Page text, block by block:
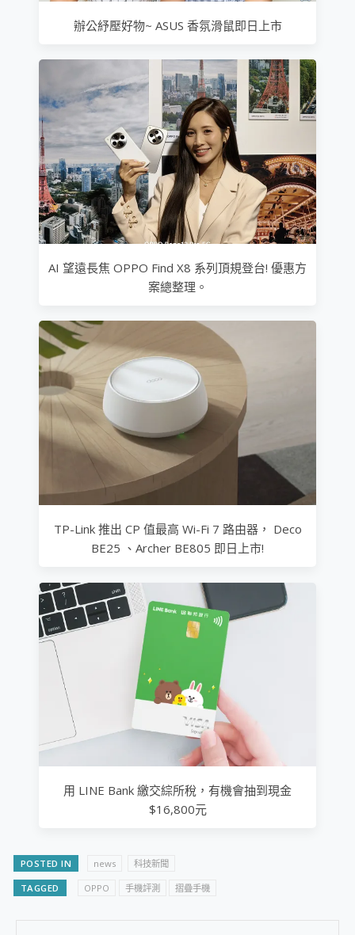
辦公紓壓好物~ ASUS 香氛滑鼠即日上市
AI 望遠長焦 OPPO Find X8 系列頂規登台! 優惠方
案總整理。
TP-Link 推出 CP 值最高 Wi-Fi 7 路由器， Deco
BE25 、Archer BE805 即日上市!
用 LINE Bank 繳交綜所稅，有機會抽到現金
$16,800元
POSTED IN news 科技新聞
TAGGED OPPO 手機評測 摺疊手機